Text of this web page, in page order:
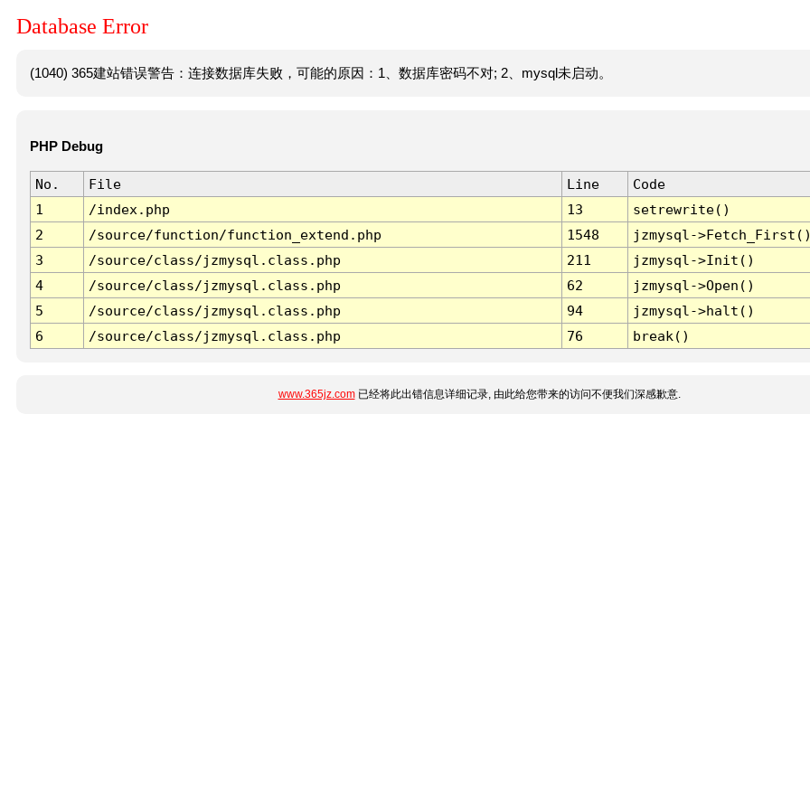
Database Error
(1040) 365建站错误警告：连接数据库失败，可能的原因：1、数据库密码不对; 2、mysql未启动。
PHP Debug
No. File Line
Code
1
/index.php 13
setrewrite()
2
/source/function/function_extend.php 1548
jzmysql-
3
/source/class/jzmysql.class.php 211
jzmysql->Init()
4
/source/class/jzmysql.class.php 62
jzmysql->Open()
5
/source/class/jzmysql.class.php 94
jzmysql->halt()
6
/source/class/jzmysql.class.php 76 break()
www.365jz.com已经将此出错信息详细记录, 由此给您带来的访问不便我们深感歉意.